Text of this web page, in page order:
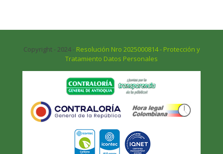
Copyright - 2024 - Resolución Nro 2025000814 - Protección y
Tratamiento Datos Personales